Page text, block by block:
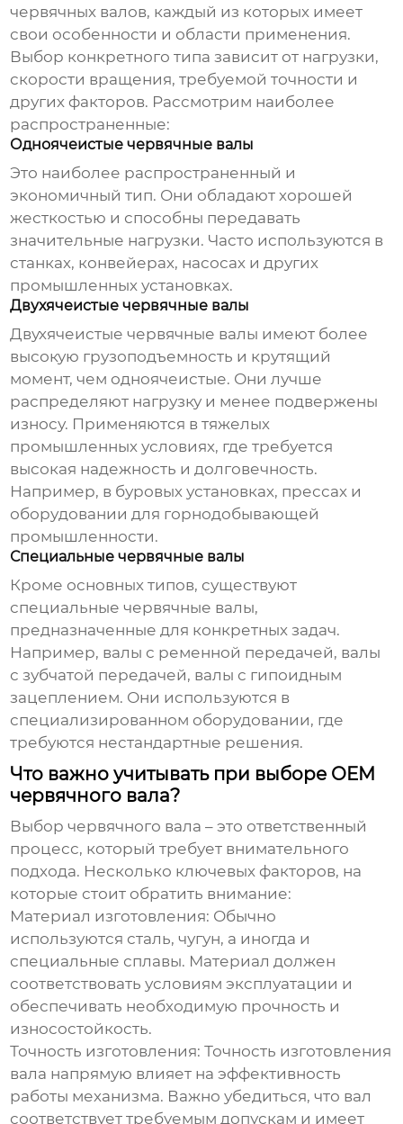
червячных валов, каждый из которых имеет
свои особенности и области применения.
Выбор конкретного типа зависит от нагрузки,
скорости вращения, требуемой точности и
других факторов. Рассмотрим наиболее
распространенные:
Одноячеистые червячные валы
Это наиболее распространенный и
экономичный тип. Они обладают хорошей
жесткостью и способны передавать
значительные нагрузки. Часто используются в
станках, конвейерах, насосах и других
промышленных установках.
Двухячеистые червячные валы
Двухячеистыечервячные валы имеют более
высокую грузоподъемность и крутящий
момент, чем одноячеистые. Они лучше
распределяют нагрузку и менее подвержены
износу. Применяются в тяжелых
промышленных условиях, где требуется
высокая надежность и долговечность.
Например, в буровых установках, прессах и
оборудовании для горнодобывающей
промышленности.
Специальные червячные валы
Кроме основных типов, существуют
специальныечервячные валы,
предназначенные для конкретных задач.
Например, валы с ременной передачей, валы
с зубчатой передачей, валы с гипоидным
зацеплением. Они используются в
специализированном оборудовании, где
требуются нестандартные решения.
Что важно учитывать при выборе OEM
червячного вала?
Выборчервячного вала – это ответственный
процесс, который требует внимательного
подхода. Несколько ключевых факторов, на
которые стоит обратить внимание:
Материал изготовления: Обычно
используются сталь, чугун, а иногда и
специальные сплавы. Материал должен
соответствовать условиям эксплуатации и
обеспечивать необходимую прочность и
износостойкость.
Точность изготовления: Точность изготовления
вала напрямую влияет на эффективность
работы механизма. Важно убедиться, что вал
соответствует требуемым допускам и имеет